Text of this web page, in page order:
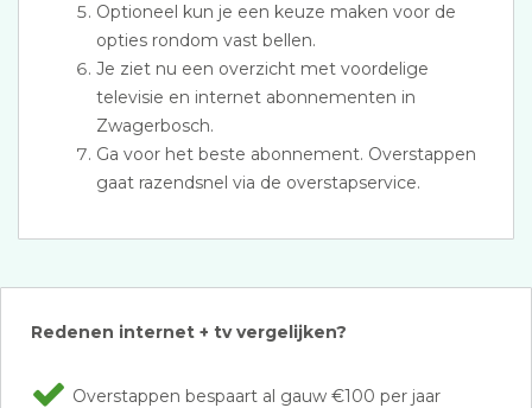
Optioneel kun je een keuze maken voor de
opties rondom vast bellen.
Je ziet nu een overzicht met voordelige
televisie en internet abonnementen in
Zwagerbosch.
Ga voor het beste abonnement. Overstappen
gaat razendsnel via de overstapservice.
Redenen internet + tv vergelijken?
Overstappen bespaart al gauw €100 per jaar